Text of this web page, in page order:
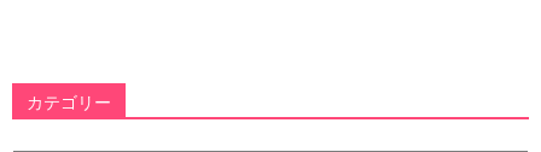
カテゴリー
カ